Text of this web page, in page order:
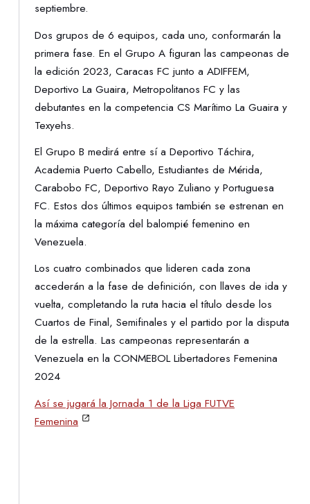
septiembre.
Dos grupos de 6 equipos, cada uno, conformarán la
primera fase. En el Grupo A figuran las campeonas de
la edición 2023, Caracas FC junto a ADIFFEM,
Deportivo La Guaira, Metropolitanos FC y las
debutantes en la competencia CS Marítimo La Guaira y
Texyehs.
El Grupo B medirá entre sí a Deportivo Táchira,
Academia Puerto Cabello, Estudiantes de Mérida,
Carabobo FC, Deportivo Rayo Zuliano y Portuguesa
FC. Estos dos últimos equipos también se estrenan en
la máxima categoría del balompié femenino en
Venezuela.
Los cuatro combinados que lideren cada zona
accederán a la fase de definición, con llaves de ida y
vuelta, completando la ruta hacia el título desde los
Cuartos de Final, Semifinales y el partido por la disputa
de la estrella. Las campeonas representarán a
Venezuela en la CONMEBOL Libertadores Femenina
2024
Así se jugará la Jornada 1 de la Liga FUTVE
Femenina